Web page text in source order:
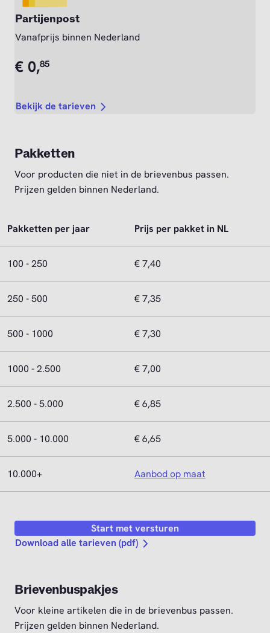
Partijenpost
Vanafprijs binnen Nederland
€ 0,85
Bekijk de tarieven
Pakketten
Voor producten die niet in de brievenbus passen.
Prijzen gelden binnen Nederland.
Pakketten per jaar Prijs per pakket in NL
100 - 250 € 7,40
250 - 500 € 7,35
500 - 1000 € 7,30
1000 - 2.500 € 7,00
2.500 - 5.000 € 6,85
5.000 - 10.000 € 6,65
10.000+ Aanbod op maat
Start met versturen
Download alle tarieven (pdf)
Brievenbuspakjes
Voor kleine artikelen die in de brievenbus passen.
Prijzen gelden binnen Nederland.